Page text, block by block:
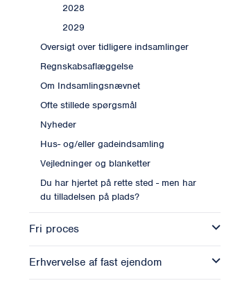
2028
2029
Oversigt over tidligere indsamlinger
Regnskabsaflæggelse
Om Indsamlingsnævnet
Ofte stillede spørgsmål
Nyheder
Hus- og/eller gadeindsamling
Vejledninger og blanketter
Du har hjertet på rette sted - men har
du tilladelsen på plads?
Fri proces
Erhvervelse af fast ejendom